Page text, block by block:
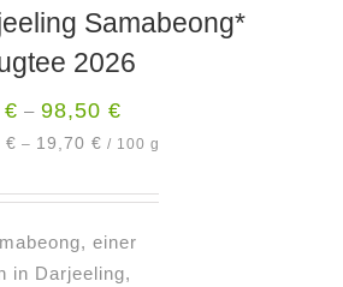
Samabeong*
2026
€ –98,50€
€ – 19,70€ / 100 g
einer
in Darjeeling,